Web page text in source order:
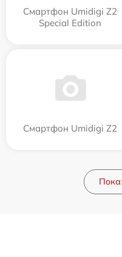
Смартфон Umidigi Z2
Special Edition
Смартфон Umidigi Z2